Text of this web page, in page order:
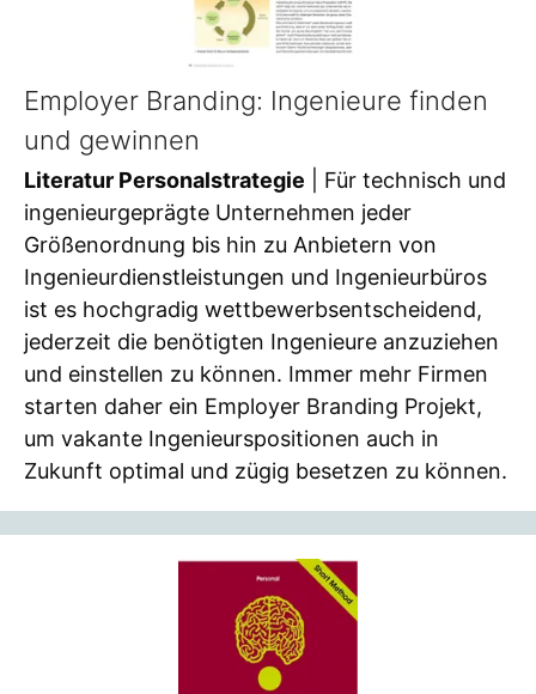
Employer Branding: Ingenieure finden
und gewinnen
Literatur Personalstrategie | Für technisch und
ingenieurgeprägte Unternehmen jeder
Größenordnung bis hin zu Anbietern von
Ingenieurdienstleistungen und Ingenieurbüros
ist es hochgradig wettbewerbsentscheidend,
jederzeit die benötigten Ingenieure anzuziehen
und einstellen zu können. Immer mehr Firmen
starten daher ein Employer Branding Projekt,
um vakante Ingenieurspositionen auch in
Zukunft optimal und zügig besetzen zu können.